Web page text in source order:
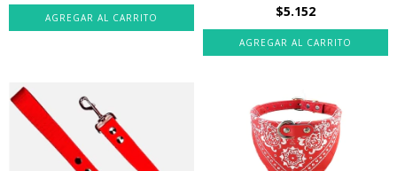
AGREGAR AL CARRITO $5.152
AGREGAR AL CARRITO